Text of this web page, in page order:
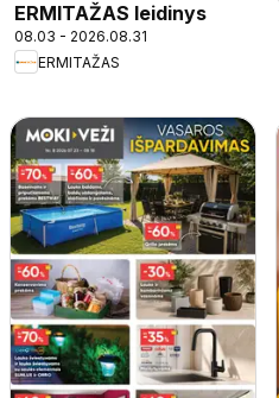
ERMITAŽAS leidinys
08.03 - 2026.08.31
ERMITAŽAS